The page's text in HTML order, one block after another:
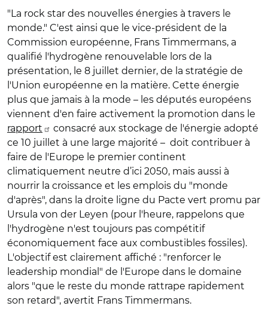
"La rock star des nouvelles énergies à travers le
monde." C'est ainsi que le vice-président de la
Commission européenne, Frans Timmermans, a
qualifié l'hydrogène renouvelable lors de la
présentation, le 8 juillet dernier, de la stratégie de
l'Union européenne en la matière. Cette énergie
plus que jamais à la mode – les députés européens
viennent d'en faire activement la promotion dans le
rapport
consacré aux stockage de l'énergie adopté
ce 10 juillet à une large majorité – doit contribuer à
faire de l'Europe le premier continent
climatiquement neutre d’ici 2050, mais aussi à
nourrir la croissance et les emplois du "monde
d'après", dans la droite ligne du Pacte vert promu par
Ursula von der Leyen (pour l'heure, rappelons que
l'hydrogène n'est toujours pas compétitif
économiquement face aux combustibles fossiles).
L'objectif est clairement affiché : "renforcer le
leadership mondial" de l'Europe dans le domaine
alors "que le reste du monde rattrape rapidement
son retard", avertit Frans Timmermans.